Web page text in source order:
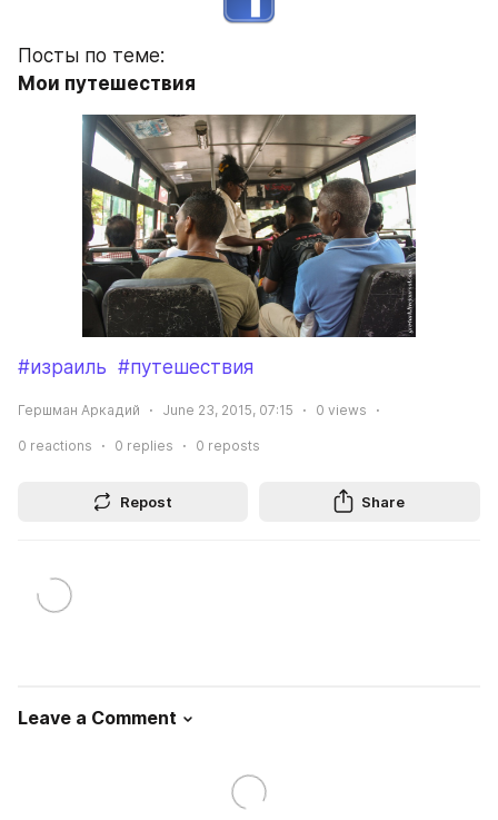
Посты по теме:
Мои путешествия
#израиль #путешествия
Гершман Аркадий June 23, 2015, 07:15 0 views
0 reactions 0 replies 0 reposts
Repost Share
Leave a Comment